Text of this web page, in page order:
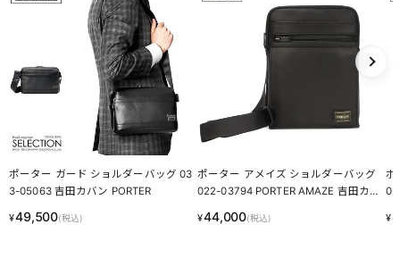
ポーター ガード ショルダーバッグ 03
3-05063 吉田カバン PORTER
¥49,500(税込)
ポーター アメイズ ショルダーバッグ
022-03794 PORTER AMAZE 吉田カバ
¥44,000(税込)
ポ
¥